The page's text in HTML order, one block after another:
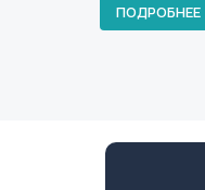
ПОДРОБНЕЕ